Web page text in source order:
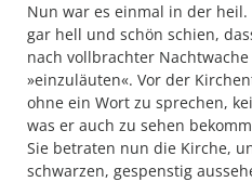
Nun war es einmal in der
gar hell und schön schien,
nach vollbrachter
»einzuläuten«. Vor der
ohne ein Wort zu sprechen,
was er auch zu sehen
Sie betraten nun die Kirche,
schwarzen, gespenstig